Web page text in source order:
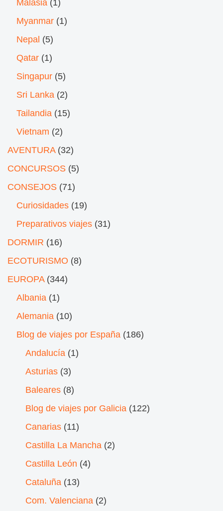
Malasia (1)
Myanmar (1)
Nepal (5)
Qatar (1)
Singapur (5)
Sri Lanka (2)
Tailandia (15)
Vietnam (2)
AVENTURA(32)
CONCURSOS (5)
CONSEJOS (71)
Curiosidades (19)
Preparativos viajes (31)
DORMIR (16)
ECOTURISMO (8)
EUROPA(344)
Albania (1)
Alemania (10)
Blog de viajes por España (186)
Andalucía (1)
Asturias (3)
Baleares (8)
Blog de viajes por Galicia (122)
Canarias (11)
Castilla La Mancha (2)
Castilla León (4)
Cataluña (13)
Com. Valenciana (2)